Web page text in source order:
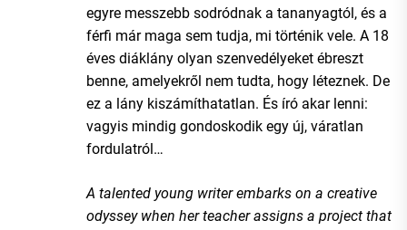
egyre messzebb sodródnak a tananyagtól, és a
férfi már maga sem tudja, mi történik vele. A 18
éves diáklány olyan szenvedélyeket ébreszt
benne, amelyekről nem tudta, hogy léteznek. De
ez a lány kiszámíthatatlan. És író akar lenni:
vagyis mindig gondoskodik egy új, váratlan
fordulatról…
A talented young writer embarks on a creative
odyssey when her teacher assigns a project that